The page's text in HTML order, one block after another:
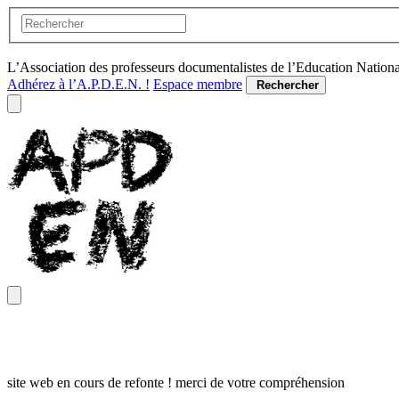
L’Association des professeurs documentalistes de l’Education
Adhérez à l’A.P.D.E.N. ! Espace membre Rechercher
site web en cours de refonte ! merci de votre compréhension